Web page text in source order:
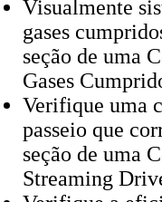
Visualmente
gases
seção de uma
Gases
Verifique uma
passeio que
seção de uma
Streaming